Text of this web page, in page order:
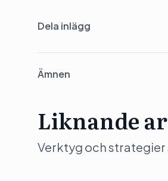
Dela inlägg
Ämnen
Liknande
Verktyg och strategier